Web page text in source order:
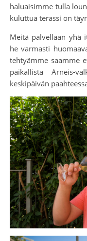
haluaisimme tulla
kuluttua terassi on
Meitä palvellaan yhä
he varmasti
tehtyämme saamme
paikallista Arneis-
keskipäivän